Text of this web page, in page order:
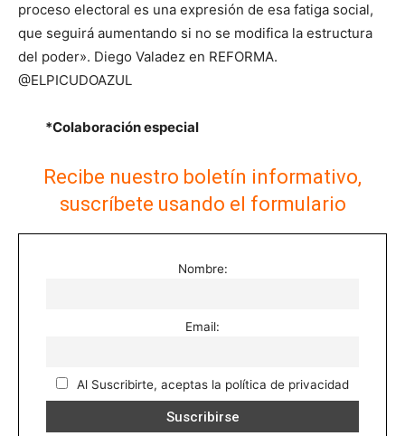
proceso electoral es una expresión de esa fatiga social,
que seguirá aumentando si no se modifica la estructura
del poder». Diego Valadez en REFORMA.
@ELPICUDOAZUL
*Colaboración especial
Recibe nuestro boletín informativo,
suscríbete usando el formulario
Nombre:
Email:
Al Suscribirte, aceptas la política de privacidad